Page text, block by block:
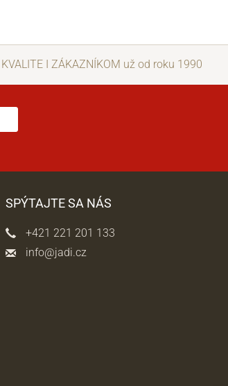
KVALITE I ZÁKAZNÍKOM už od roku 1990
SPÝTAJTE SA NÁS
+421 221 201 133
info@jadi.cz